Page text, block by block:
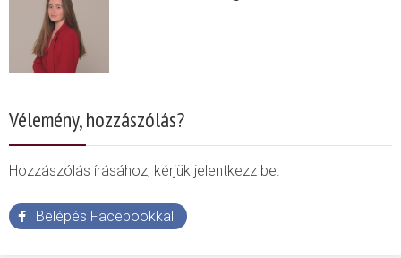
Vélemény, hozzászólás?
Hozzászólás írásához, kérjük jelentkezz be.
Belépés Facebookkal